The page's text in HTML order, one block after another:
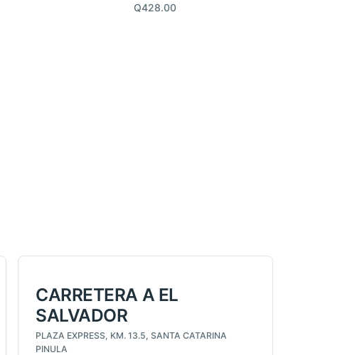
Q428.00
CARRETERA A EL
SALVADOR
PLAZA EXPRESS, KM. 13.5, SANTA CATARINA
PINULA